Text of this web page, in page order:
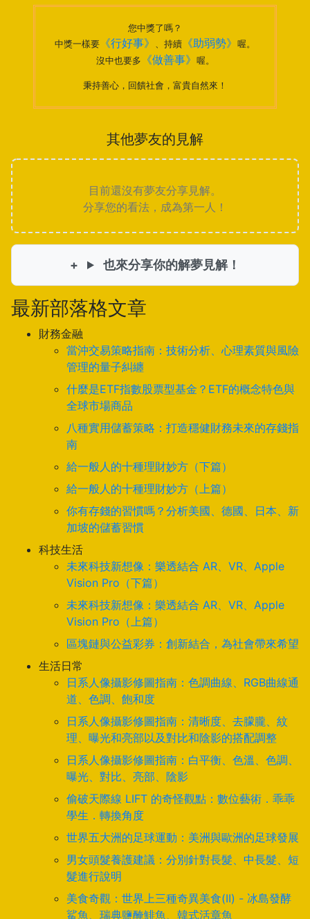
您中獎了嗎？
中獎一樣要 《行好事》 、持續 《助弱勢》 喔。
沒中也要多
《做善事》 喔。
秉持善心，回饋社會，富貴自然來！
其他夢友的見解
目前還沒有夢友分享見解。
分享您的看法，成為第一人！
也來分享你的解夢見解！
最新部落格文章
財務金融
當沖交易策略指南：技術分析、心理素質與風險
管理的量子糾纏
什麼是ETF指數股票型基金？ETF的概念特色與
全球市場商品
八種實用儲蓄策略：打造穩健財務未來的存錢指
南
給一般人的十種理財妙方（下篇）
給一般人的十種理財妙方（上篇）
你有存錢的習慣嗎？分析美國、德國、日本、新
加坡的儲蓄習慣
科技生活
未來科技新想像：樂透結合 AR、VR、Apple
Vision Pro（下篇）
未來科技新想像：樂透結合 AR、VR、Apple
Vision Pro（上篇）
區塊鏈與公益彩券：創新結合，為社會帶來希望
生活日常
日系人像攝影修圖指南：色調曲線、RGB曲線通
道、色調、飽和度
日系人像攝影修圖指南：清晰度、去朦朧、紋
理、曝光和亮部以及對比和陰影的搭配調整
日系人像攝影修圖指南：白平衡、色溫、色調、
曝光、對比、亮部、陰影
偷破天際線 LIFT 的奇怪觀點：數位藝術．乖乖
學生．轉換角度
世界五大洲的足球運動：美洲與歐洲的足球發展
男女頭髮養護建議：分別針對長髮、中長髮、短
髮進行說明
美食奇觀：世界上三種奇異美食(II) - 冰島發酵
鯊魚、瑞典鹽醃鯡魚、韓式活章魚